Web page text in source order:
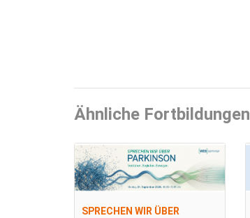
Ähnliche Fortbildungen
SPRECHEN WIR ÜBER